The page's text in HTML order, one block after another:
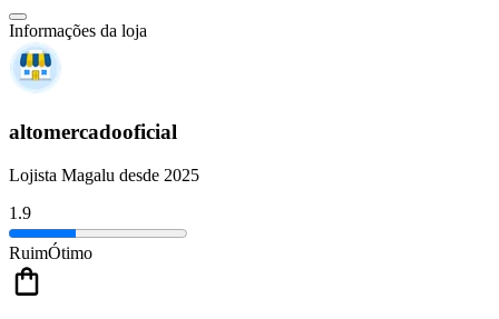
Informações da loja
altomercadooficial
Lojista Magalu desde 2025
1.9
RuimÓtimo